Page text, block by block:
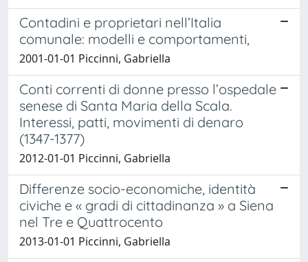
Contadini e proprietari nell’Italia
comunale: modelli e comportamenti,
2001-01-01 Piccinni, Gabriella
Conti correnti di donne presso l’ospedale
senese di Santa Maria della Scala.
Interessi, patti, movimenti di denaro
(1347-1377)
2012-01-01 Piccinni, Gabriella
Differenze socio-economiche, identità
civiche e « gradi di cittadinanza » a Siena
nel Tre e Quattrocento
2013-01-01 Piccinni, Gabriella